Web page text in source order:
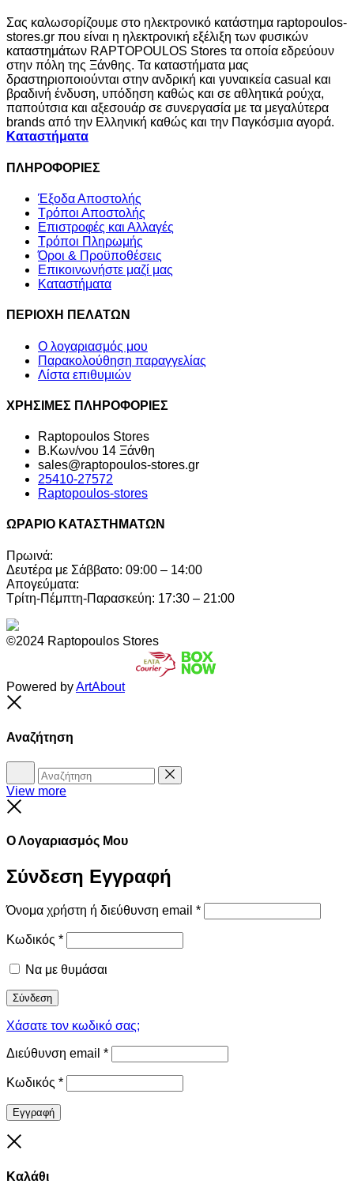
Σας καλωσορίζουμε στο ηλεκτρονικό κατάστημα raptopoulos-
stores.gr που είναι η ηλεκτρονική εξέλιξη των φυσικών
καταστημάτων RAPTOPOULOS Stores τα οποία εδρεύουν
στην πόλη της Ξάνθης. Τα καταστήματα μας
δραστηριοποιούνται στην ανδρική και γυναικεία casual και
βραδινή ένδυση, υπόδηση καθώς και σε αθλητικά ρούχα,
παπούτσια και αξεσουάρ σε συνεργασία με τα μεγαλύτερα
brands από την Ελληνική καθώς και την Παγκόσμια αγορά.
Καταστήματα
ΠΛΗΡΟΦΟΡΙΕΣ
Έξοδα Αποστολής
Τρόποι Αποστολής
Επιστροφές και Αλλαγές
Τρόποι Πληρωμής
Όροι & Προϋποθέσεις
Επικοινωνήστε μαζί μας
Καταστήματα
ΠΕΡΙΟΧΗ ΠΕΛΑΤΩΝ
Ο λογαριασμός μου
Παρακολούθηση παραγγελίας
Λίστα επιθυμιών
ΧΡΗΣΙΜΕΣ ΠΛΗΡΟΦΟΡΙΕΣ
Raptopoulos Stores
Β.Κων/νου 14 Ξάνθη
sales@raptopoulos-stores.gr
25410-27572
Raptopoulos-stores
ΩΡΑΡΙΟ ΚΑΤΑΣΤΗΜΑΤΩΝ
Πρωινά:
Δευτέρα με Σάββατο: 09:00 – 14:00
Απογεύματα:
Τρίτη-Πέμπτη-Παρασκεύη: 17:30 – 21:00
©2024 Raptopoulos Stores
Powered byArtAbout
Αναζήτηση
Αναζήτηση Reset
View more
Ο Λογαριασμός Μου
Σύνδεση Εγγραφή
Όνομα χρήστη ή διεύθυνση email *
Κωδικός *
Να με θυμάσαι
Σύνδεση
Χάσατε τον κωδικό σας;
Διεύθυνση email *
Κωδικός *
Εγγραφή
Καλάθι